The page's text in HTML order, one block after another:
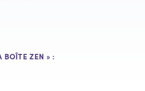
BOÎTE ZEN » :